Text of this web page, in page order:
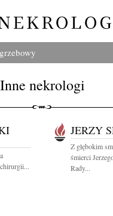
Inne nekrologi
JERZY
Z głębokim
śmierci
Rady...